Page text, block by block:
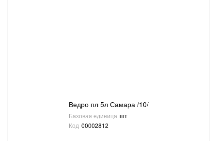
Ведро пл 5л Самара /10/
Базовая единица шт
Код 00002812